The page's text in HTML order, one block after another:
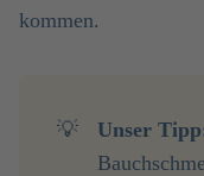
kommen.
💡 Unser